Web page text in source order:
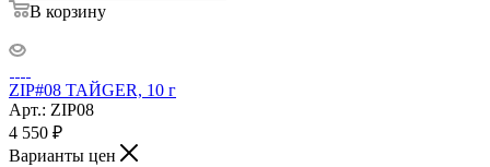
В корзину
ZIP#08 ТАЙGER, 10 г
Арт.: ZIP08
4 550 ₽
Варианты цен